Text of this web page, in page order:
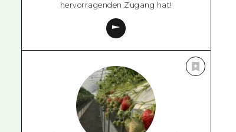
hervorragenden Zugang hat!